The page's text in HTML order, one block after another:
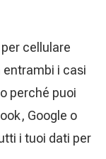
cellulare
i casi
perché puoi
Google o
i tuoi dati per